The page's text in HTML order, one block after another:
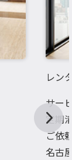
レン
サー
定期
ご依
名古